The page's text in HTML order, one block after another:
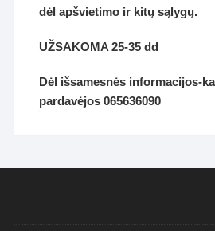
dėl apšvietimo ir kitų sąlygų.
UŽSAKOMA 25-35 dd
Dėl išsamesnės informacijos-
pardavėjos 065636090